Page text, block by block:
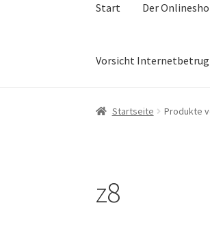
Start Der
Vorsicht Internetbetrug
Startseite Produkte
z8